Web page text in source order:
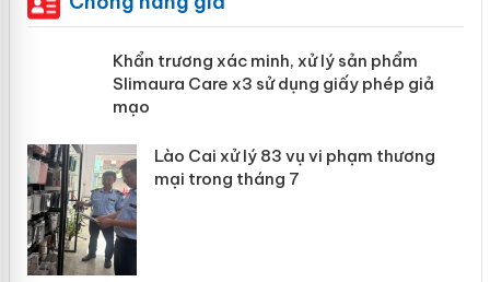
Khẩn trương xác minh, xử lý sản phẩm
Slimaura Care x3 sử dụng giấy phép